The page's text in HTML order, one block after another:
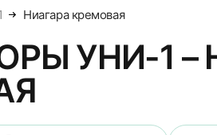
Ниагара кремовая
УНИ-1 –